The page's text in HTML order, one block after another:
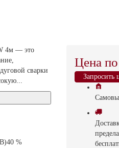
Цена
Запросить
4м — это
сварки
40 %